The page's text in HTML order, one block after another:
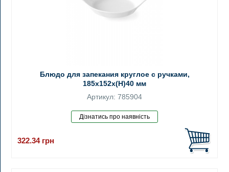
Блюдо для запекания круглое с ручками,
185x152x(H)40 мм
Артикул: 785904
322.34 грн